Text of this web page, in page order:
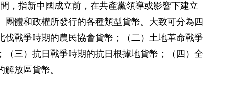
，指新中國成立前，在共產黨領導或影響下建立
團體和政權所發行的各種類型貨幣。大致可分為四
伐戰爭時期的農民協會貨幣；（二）土地革命戰爭
（三）抗日戰爭時期的抗日根據地貨幣；（四）全
放區貨幣。